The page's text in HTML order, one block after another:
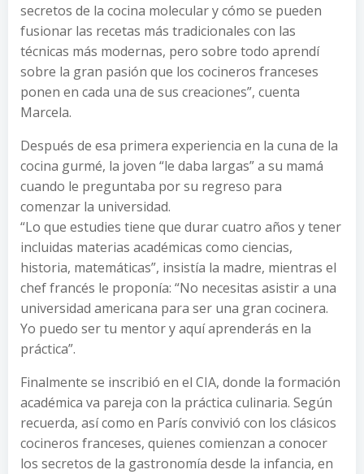
secretos de la cocina molecular y cómo se pueden
fusionar las recetas más tradicionales con las
técnicas más modernas, pero sobre todo aprendí
sobre la gran pasión que los cocineros franceses
ponen en cada una de sus creaciones”, cuenta
Marcela.
Después de esa primera experiencia en la cuna de la
cocina gurmé, la joven “le daba largas” a su mamá
cuando le preguntaba por su regreso para
comenzar la universidad.
“Lo que estudies tiene que durar cuatro años y tener
incluidas materias académicas como ciencias,
historia, matemáticas”, insistía la madre, mientras el
chef francés le proponía: “No necesitas asistir a una
universidad americana para ser una gran cocinera.
Yo puedo ser tu mentor y aquí aprenderás en la
práctica”.
Finalmente se inscribió en el CIA, donde la formación
académica va pareja con la práctica culinaria. Según
recuerda, así como en París convivió con los clásicos
cocineros franceses, quienes comienzan a conocer
los secretos de la gastronomía desde la infancia, en